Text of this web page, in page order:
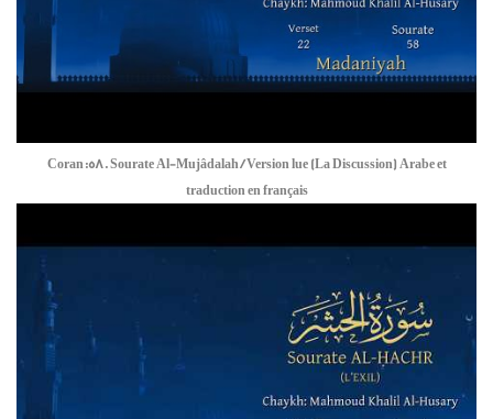
Coran:58. Sourate Al-Mujâdalah / Version lue (La Discussion) Arabe et
traduction en français